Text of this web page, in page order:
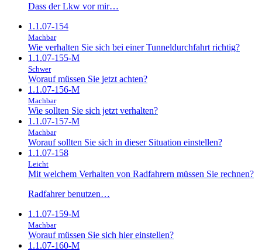
Dass der Lkw vor mir…
1.1.07-154
Machbar
Wie verhalten Sie sich bei einer Tunneldurchfahrt richtig?
1.1.07-155-M
Schwer
Worauf müssen Sie jetzt achten?
1.1.07-156-M
Machbar
Wie sollten Sie sich jetzt verhalten?
1.1.07-157-M
Machbar
Worauf sollten Sie sich in dieser Situation einstellen?
1.1.07-158
Leicht
Mit welchem Verhalten von Radfahrern müssen Sie rechnen?
Radfahrer benutzen…
1.1.07-159-M
Machbar
Worauf müssen Sie sich hier einstellen?
1.1.07-160-M